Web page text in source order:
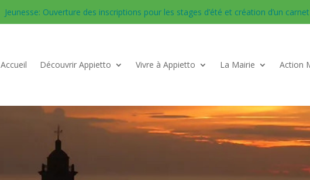
Jeunesse: Ouverture des inscriptions pour les stages d’été et création d’un carnet
Accueil Découvrir Appietto Vivre à Appietto La Mairie Action